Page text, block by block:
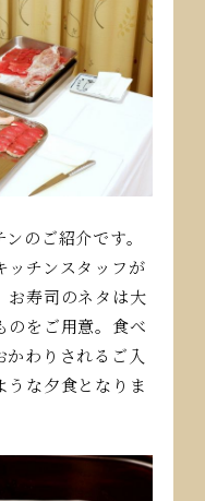
のご紹介です。
ッチンスタッフが
お寿司のネタは大
のをご用意。食べ
わりされるご入
うな夕食となりま